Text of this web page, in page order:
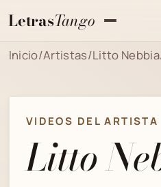
LetrasTango
Inicio/Artistas/Litto Nebbia
VIDEOS DEL ARTISTA
Litto